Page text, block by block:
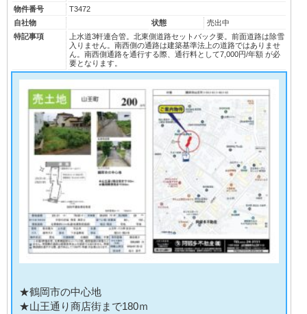
物件番号
T3472
自社物
状態
売出中
特記事項
上水道3軒連合管。北東側道路セットバック要。前面道路は除雪
入りません。南西側の通路は建築基準法上の道路ではありませ
ん。南西側通路を通行する際、通行料として7,000円/年額 が必
要となります。
★鶴岡市の中心地
★山王通り商店街まで180ｍ